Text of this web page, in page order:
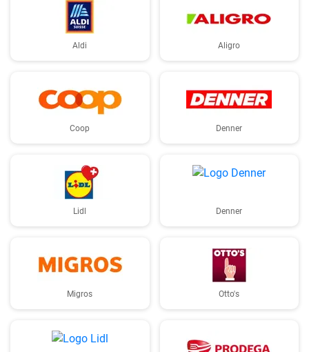
Aldi Aligro
Coop Denner
Lidl Denner
Migros Otto's